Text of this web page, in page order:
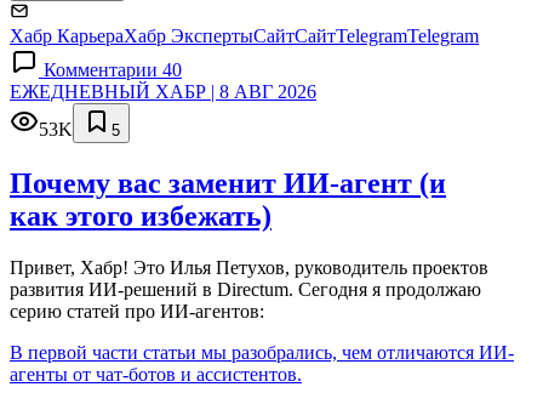
Хабр КарьераХабр ЭкспертыСайтСайтTelegramTelegram
Комментарии 40
ЕЖЕДНЕВНЫЙ ХАБР | 8 АВГ 2026
53K
5
Почему вас заменит ИИ‑агент (и
как этого избежать)
Привет, Хабр! Это Илья Петухов, руководитель проектов
развития ИИ-решений в Directum. Сегодня я продолжаю
серию статей про ИИ-агентов:
В первой части статьи мы разобрались, чем отличаются ИИ-
агенты от чат-ботов и ассистентов.